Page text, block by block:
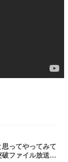
ってやってみて
破ファイル放送で